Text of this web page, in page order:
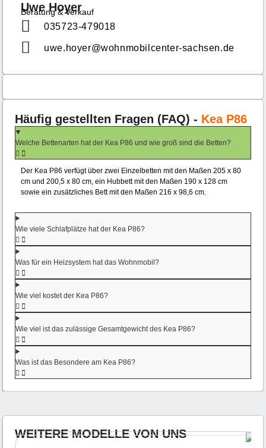
Uwe Hoyer
Beratung & Verkauf
035723-479018
uwe.hoyer@wohnmobilcenter-sachsen.de
Häufig gestellten Fragen (FAQ) - Kea P86
Welche Bettenarten hat der Kea P86 und wie groß sind die Betten?
Der Kea P86 verfügt über zwei Einzelbetten mit den Maßen 205 x 80
cm und 200,5 x 80 cm, ein Hubbett mit den Maßen 190 x 128 cm
sowie ein zusätzliches Bett mit den Maßen 216 x 98,6 cm.
Wie viele Schlafplätze hat der Kea P86?
Was für ein Heizsystem hat das Wohnmobil?
Wie viel kostet der Kea P86?
Wie viel ist das zulässige Gesamtgewicht des Kea P86?
Was ist das Besondere am Kea P86?
WEITERE MODELLE VON UNS